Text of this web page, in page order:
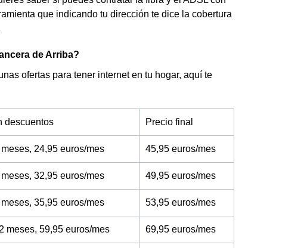
que indicando tu dirección te dice la cobertura
de Arriba?
ofertas para tener internet en tu hogar, aquí te
descuentos Precio final
24,95 euros/mes 45,95 euros/mes
32,95 euros/mes 49,95 euros/mes
35,95 euros/mes 53,95 euros/mes
meses, 59,95 euros/mes 69,95 euros/mes